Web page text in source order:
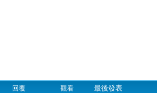
回覆 觀看 最後發表